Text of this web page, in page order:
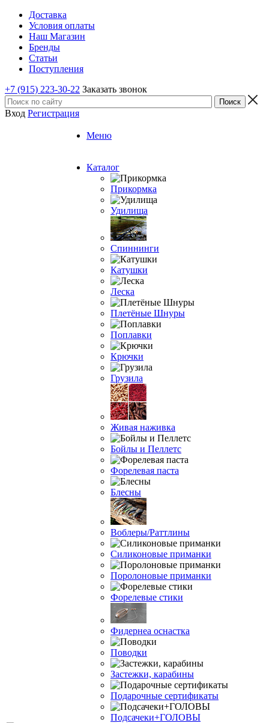
Доставка
Условия оплаты
Наш Магазин
Бренды
Статьи
Поступления
+7 (915) 223-30-22 Заказать звонок
Вход Регистрация
Меню
Каталог
Прикормка
Удилища
Спиннинги
Катушки
Леска
Плетёные Шнуры
Поплавки
Крючки
Грузила
Живая наживка
Бойлы и Пеллетс
Форелевая паста
Блесны
Воблеры/Раттлины
Силиконовые приманки
Поролоновые приманки
Форелевые стики
Фидернеа оснастка
Поводки
Застежки, карабины
Подарочные сертификаты
Подсачеки+ГОЛОВЫ